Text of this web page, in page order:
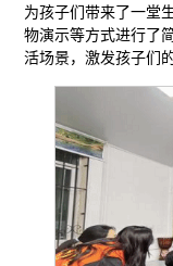
为孩子们带来了一堂
物演示等方式进行了
活场景，激发孩子们